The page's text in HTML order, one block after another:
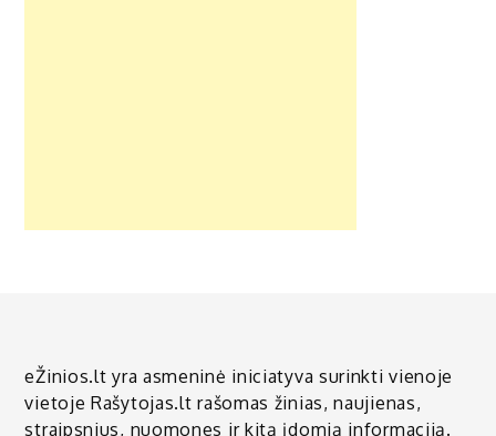
eŽinios.lt yra asmeninė iniciatyva surinkti vienoje
vietoje Rašytojas.lt rašomas žinias, naujienas,
straipsnius, nuomones ir kitą įdomią informaciją.